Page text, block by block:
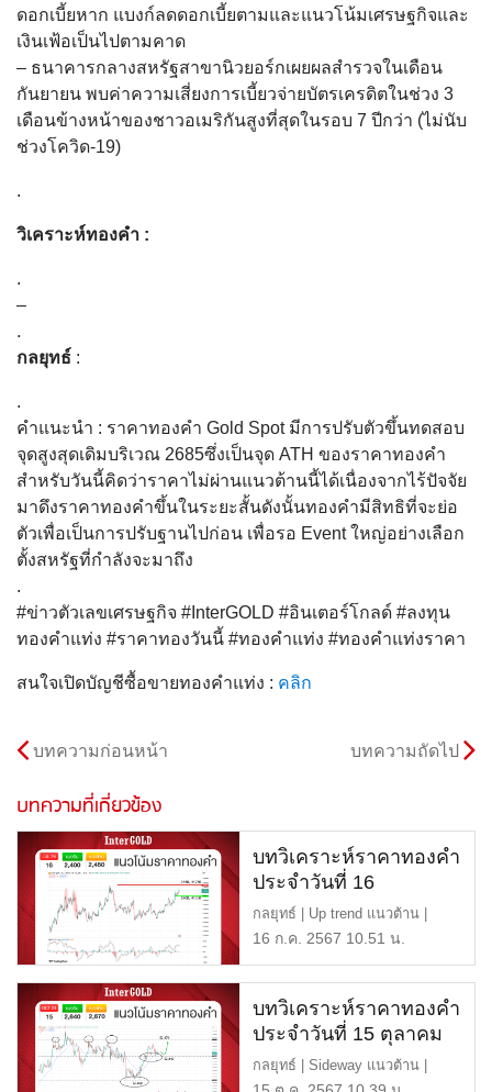
ดอกเบี้ยหาก แบงก์ลดดอกเบี้ยตามและแนวโน้มเศรษฐกิจและ
เงินเฟ้อเป็นไปตามคาด
– ธนาคารกลางสหรัฐสาขานิวยอร์กเผยผลสำรวจในเดือน
กันยายน พบค่าความเสี่ยงการเบี้ยวจ่ายบัตรเครดิตในช่วง 3
เดือนข้างหน้าของชาวอเมริกันสูงที่สุดในรอบ 7 ปีกว่า (ไม่นับ
ช่วงโควิด-19)
.
วิเคราะห์ทองคำ :
.
–
.
กลยุทธ์ :
.
คำแนะนำ : ราคาทองคำ Gold Spot มีการปรับตัวขึ้นทดสอบ
จุดสูงสุดเดิมบริเวณ 2685ซึ่งเป็นจุด ATH ของราคาทองคำ
สำหรับวันนี้คิดว่าราคาไม่ผ่านแนวต้านนี้ได้เนื่องจากไร้ปัจจัย
มาดึงราคาทองคำขึ้นในระยะสั้นดังนั้นทองคำมีสิทธิที่จะย่อ
ตัวเพื่อเป็นการปรับฐานไปก่อน เพื่อรอ Event ใหญ่อย่างเลือก
ตั้งสหรัฐที่กำลังจะมาถึง
.
#ข่าวตัวเลขเศรษฐกิจ #InterGOLD #อินเตอร์โกลด์ #ลงทุน
ทองคำแท่ง #ราคาทองวันนี้ #ทองคำแท่ง #ทองคำแท่งราคา
สนใจเปิดบัญชีซื้อขายทองคำแท่ง : คลิก
บทความก่อนหน้า บทความถัดไป
บทความที่เกี่ยวข้อง
บทวิเคราะห์ราคาทองคำ
ประจำวันที่ 16
กรกฎาคม 2567
กลยุทธ์ | Up trend แนวต้าน |
$2,450 หรือ 41,750 บาท […]
16 ก.ค. 2567 10.51 น.
บทวิเคราะห์ราคาทองคำ
ประจำวันที่ 15 ตุลาคม
2567
กลยุทธ์ | Sideway แนวต้าน |
$2,670 หรือ 41,800 บาท […]